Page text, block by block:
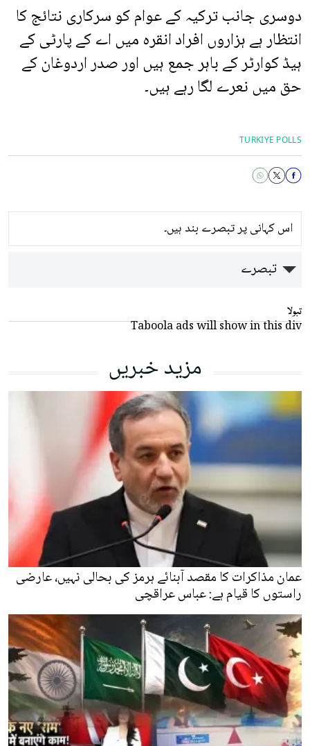
دوسری جانب ترکیہ کے عوام کو سرکاری نتائج کا
انتظار ہے ہزاروں افراد انقرہ میں اے کے پارٹی کے
ہیڈ کوارٹر کے باہر جمع ہیں اور صدر اردوغان کے
حق میں نعرے لگا رہے ہیں۔
TURKIYE POLLS
اس کہانی پر تبصرے بند ہیں۔
تبصرے
تبولا
Taboola ads will show in this div
مزید خبریں
عمان مذاکرات کا مقصد آبنائے ہرمز کی بحالی نہیں، عارضی
راستوں کا قیام ہے: عباس عراقچی